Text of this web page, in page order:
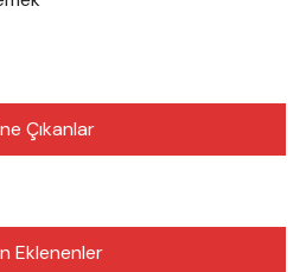
Çıkanlar
Eklenenler